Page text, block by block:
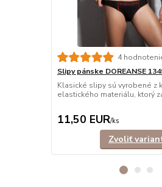
4
Slipy pánske DOREANSE
Klasické slipy sú vyrobené z
elastického materiálu, ktorý
11,50 EUR/ks
Zvoliť